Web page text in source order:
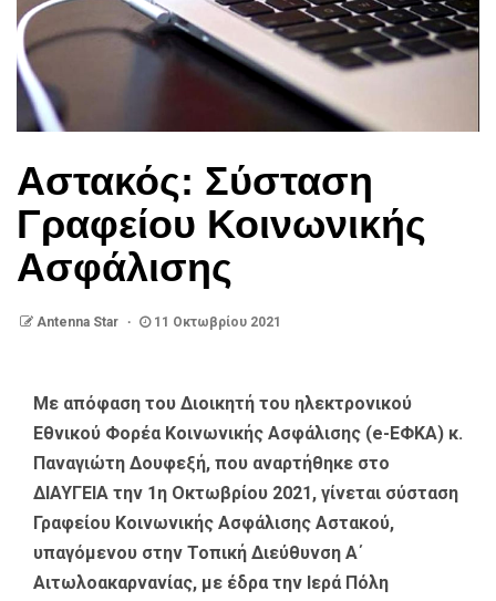
Αστακός: Σύσταση
Γραφείου Κοινωνικής
Ασφάλισης
Antenna Star 11 Οκτωβρίου 2021
Με απόφαση του Διοικητή του ηλεκτρονικού
Εθνικού Φορέα Κοινωνικής Ασφάλισης (e-ΕΦΚΑ) κ.
Παναγιώτη Δουφεξή, που αναρτήθηκε στο
ΔΙΑΥΓΕΙΑ την 1η Οκτωβρίου 2021, γίνεται σύσταση
Γραφείου Κοινωνικής Ασφάλισης Αστακού,
υπαγόμενου στην Τοπική Διεύθυνση Α΄
Αιτωλοακαρνανίας, με έδρα την Ιερά Πόλη